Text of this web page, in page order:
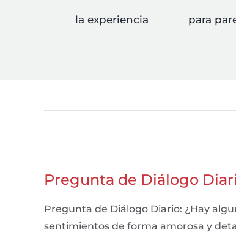
la experiencia para
Pregunta de Diálogo
Pregunta de Diálogo Diario: ¿Hay
sentimientos de forma amorosa y